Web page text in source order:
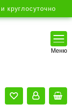
круглосуточно